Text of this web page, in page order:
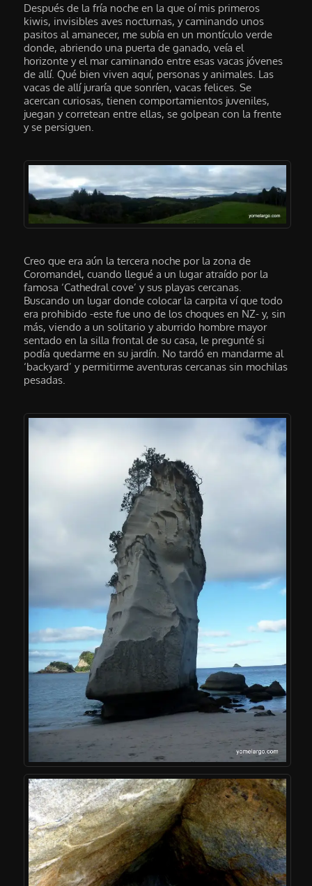
Después de la fría noche en la que oí mis primeros
kiwis, invisibles aves nocturnas, y caminando unos
pasitos al amanecer, me subía en un montículo verde
donde, abriendo una puerta de ganado, veía el
horizonte y el mar caminando entre esas vacas jóvenes
de allí. Qué bien viven aquí, personas y animales. Las
vacas de allí juraría que sonríen, vacas felices. Se
acercan curiosas, tienen comportamientos juveniles,
juegan y corretean entre ellas, se golpean con la frente
y se persiguen.
Creo que era aún la tercera noche por la zona de
Coromandel, cuando llegué a un lugar atraído por la
famosa ‘Cathedral cove’ y sus playas cercanas.
Buscando un lugar donde colocar la carpita ví que todo
era prohibido -este fue uno de los choques en NZ- y, sin
más, viendo a un solitario y aburrido hombre mayor
sentado en la silla frontal de su casa, le pregunté si
podía quedarme en su jardín. No tardó en mandarme al
‘backyard’ y permitirme aventuras cercanas sin mochilas
pesadas.